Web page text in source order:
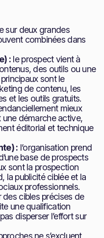
sur deux grandes
combinées dans
: le prospect vient à
des outils ou une
sont le
de contenu, les
et les outils gratuits.
mieux
démarche active,
éditorial et technique
: l’organisation prend
base de prospects
sont la prospection
la publicité ciblée et la
professionnels.
des cibles précises de
une qualification
disperser l’effort sur
ne s’excluent